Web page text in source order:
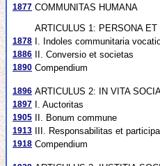
1877 COMMUNITAS HUMANA
ARTICULUS 1: PERSONA ET
1878 I. Indoles communitaria
1886 II. Conversio et societas
1890 Compendium
1896 ARTICULUS 2: IN VITA
1897 I. Auctoritas
1905 II. Bonum commune
1913 III. Responsabilitas et
1918 Compendium